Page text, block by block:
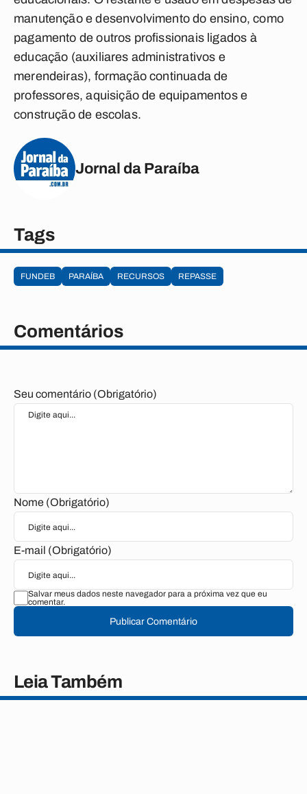
manutenção e desenvolvimento do ensino, como
pagamento de outros profissionais ligados à
educação (auxiliares administrativos e
merendeiras), formação continuada de
professores, aquisição de equipamentos e
construção de escolas.
Jornal da Paraíba
Tags
FUNDEB PARAÍBA RECURSOS REPASSE
Comentários
Seu comentário (Obrigatório)
Nome (Obrigatório)
E-mail (Obrigatório)
Salvar meus dados neste navegador para a próxima vez que eu
comentar.
Publicar Comentário
Leia Também